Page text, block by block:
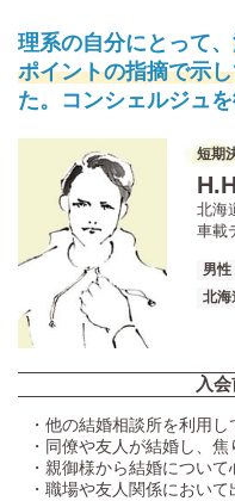
理系の自分にとって、
ポイントの指摘で示
た。コンシェルジュ
短期
北海
車載
男性
北海
入
・他の結婚相談所を利用し
・同僚や友人が結婚し、
・親御様から結婚につい
・職場や友人関係におい